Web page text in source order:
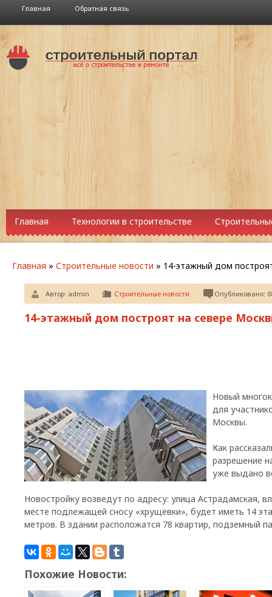
Главная Обратная связь
Главная Технологии в строительстве
Главная » Строительные новости » 14-этажный дом
Автор: admin Строительные новости Опубликовано:
14-этажный дом построят на севере
Новый
для
Москвы.
Как
разрешение
уже выдано
Новостройку возведут по адресу: улица Астрадамская,
месте подлежащей сносу «хрущевки», будет иметь 14
метров. В здании расположатся 78 квартир, подземный
Похожие Новости: